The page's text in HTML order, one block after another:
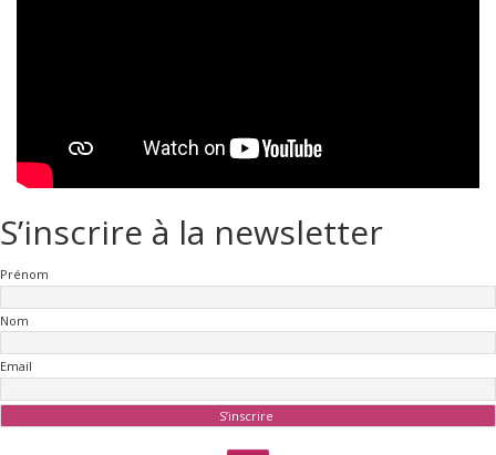
S’inscrire à la newsletter
Prénom
Nom
Email